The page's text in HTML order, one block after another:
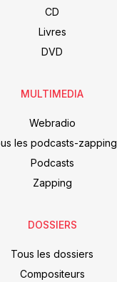
CD
Livres
DVD
MULTIMEDIA
Webradio
les podcasts-zapping
Podcasts
Zapping
DOSSIERS
Tous les dossiers
Compositeurs